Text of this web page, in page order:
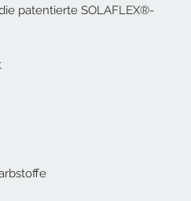
patentierte SOLAFLEX®-